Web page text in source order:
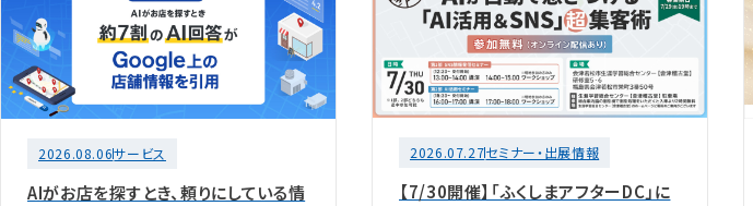
2026.08.06サービス
AIがお店を探すとき、頼りにしている情
2026.07.27セミナー・出展情報
【7/30開催】「ふくしまアフターDC」に